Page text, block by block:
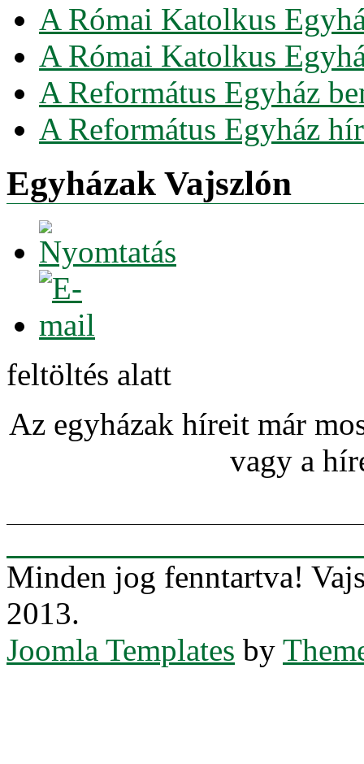
A Római Katolkus
A Római Katolkus
A Református Egyház
A Református Egyház
Egyházak Vajszlón
feltöltés alatt
Az egyházak híreit már
vagy a
Minden jog fenntartva!
2013.
Joomla Templates by